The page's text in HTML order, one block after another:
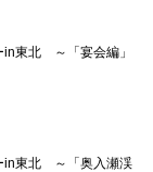
東北 ～「宴会編」
in東北 ～「奥入瀬渓